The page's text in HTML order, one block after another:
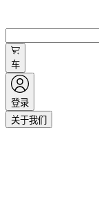
车
登录
关于我们